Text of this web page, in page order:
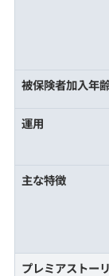
被保険者加入年
運用
主な特徴
プレミアストー